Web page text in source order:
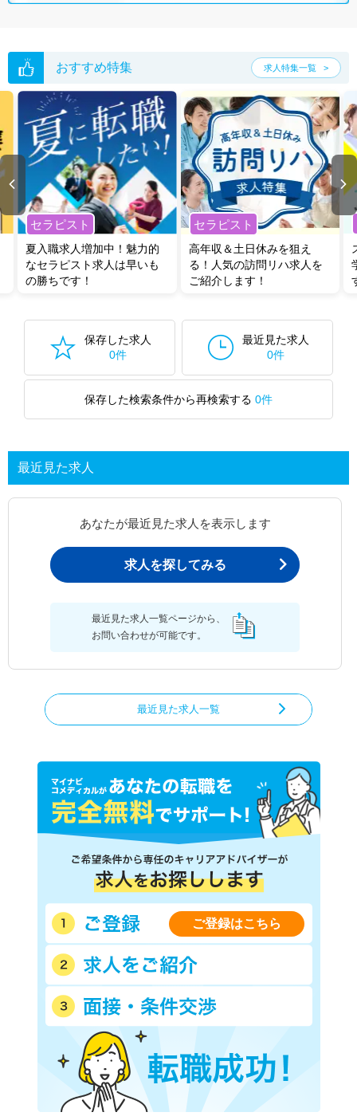
おすすめ特集 求人特集一覧
セラピスト
夏入職求人増加中！魅力的
なセラピスト求人は早いも
の勝ちです！
セラピスト
高年収＆土日休みを狙え
る！人気の訪問リハ求人を
ご紹介します！
保存した求人
0件
最近見た求人
0件
保存した検索条件から再検索する 0件
最近見た求人
あなたが最近見た求人を表示します
求人を探してみる
最近見た求人一覧ページから、
お問い合わせが可能です。
最近見た求人一覧
ご登録はこちら